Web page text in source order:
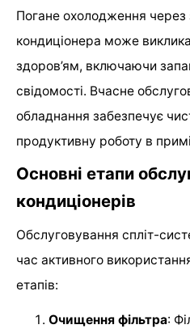
Погане охолодження через
кондиціонера може
здоров’ям, включаючи
свідомості. Вчасне
обладнання забезпечує
продуктивну роботу в
Основні етапи
кондиціонерів
Обслуговування спліт-
час активного
етапів:
Очищення фільтра: